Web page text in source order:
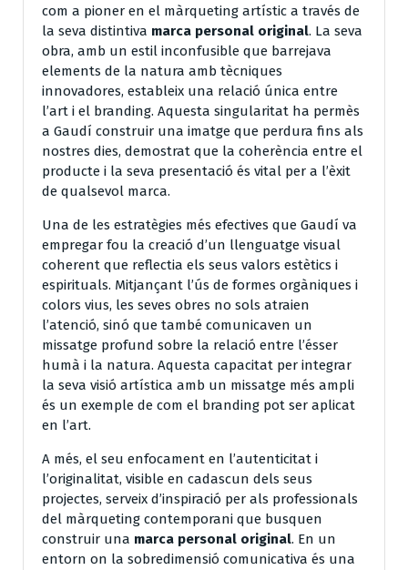
com a pioner en el màrqueting artístic a través de
la seva distintiva marca personal original. La seva
obra, amb un estil inconfusible que barrejava
elements de la natura amb tècniques
innovadores, estableix una relació única entre
l’art i el branding. Aquesta singularitat ha permès
a Gaudí construir una imatge que perdura fins als
nostres dies, demostrat que la coherència entre el
producte i la seva presentació és vital per a l’èxit
de qualsevol marca.
Una de les estratègies més efectives que Gaudí va
empregar fou la creació d’un llenguatge visual
coherent que reflectia els seus valors estètics i
espirituals. Mitjançant l’ús de formes orgàniques i
colors vius, les seves obres no sols atraien
l’atenció, sinó que també comunicaven un
missatge profund sobre la relació entre l’ésser
humà i la natura. Aquesta capacitat per integrar
la seva visió artística amb un missatge més ampli
és un exemple de com el branding pot ser aplicat
en l’art.
A més, el seu enfocament en l’autenticitat i
l’originalitat, visible en cadascun dels seus
projectes, serveix d’inspiració per als professionals
del màrqueting contemporani que busquen
construir una marca personal original. En un
entorn on la sobredimensió comunicativa és una